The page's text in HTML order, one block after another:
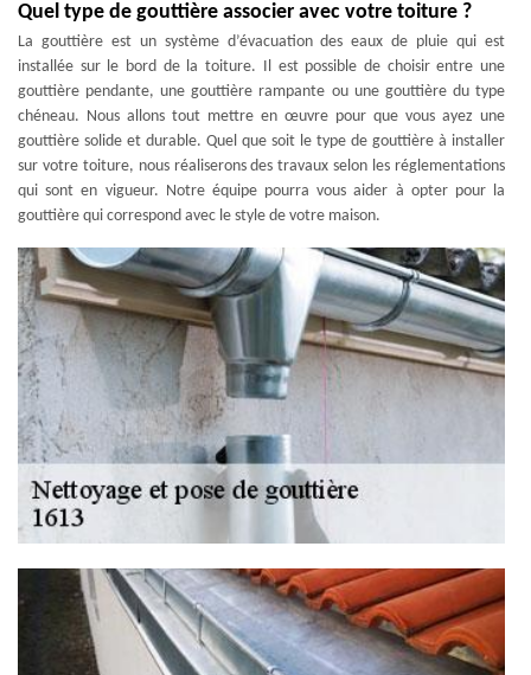
Quel type de gouttière associer avec votre toiture ?
La gouttière est un système d’évacuation des eaux de pluie qui est
installée sur le bord de la toiture. Il est possible de choisir entre une
gouttière pendante, une gouttière rampante ou une gouttière du type
chéneau. Nous allons tout mettre en œuvre pour que vous ayez une
gouttière solide et durable. Quel que soit le type de gouttière à installer
sur votre toiture, nous réaliserons des travaux selon les réglementations
qui sont en vigueur. Notre équipe pourra vous aider à opter pour la
gouttière qui correspond avec le style de votre maison.